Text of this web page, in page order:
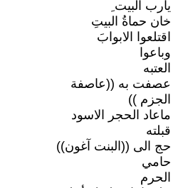
يارب البيت ِ
خان حماةُ البيتِ
اقتلعوا الابوابَ
وباعوا
العتبه
عصفت به ((عاصفة
الجزم ))
ماعاد الحجر الاسود
قبلته
حج الى ((البنت آغون))
حامي
الحرم